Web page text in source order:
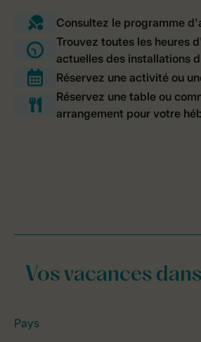
Vos vacances
Pays